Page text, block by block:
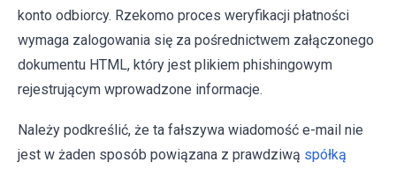
konto odbiorcy. Rzekomo proces weryfikacji płatności
wymaga zalogowania się za pośrednictwem załączonego
dokumentu HTML, który jest plikiem phishingowym
rejestrującym wprowadzone informacje.
Należy podkreślić, że ta fałszywa wiadomość e-mail nie
jest w żaden sposób powiązana z prawdziwą spółką